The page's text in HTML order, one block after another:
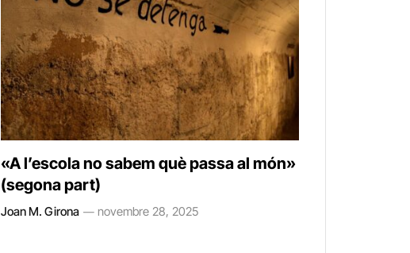
«A l’escola no sabem què passa al món»
(segona part)
Joan M. Girona novembre 28, 2025